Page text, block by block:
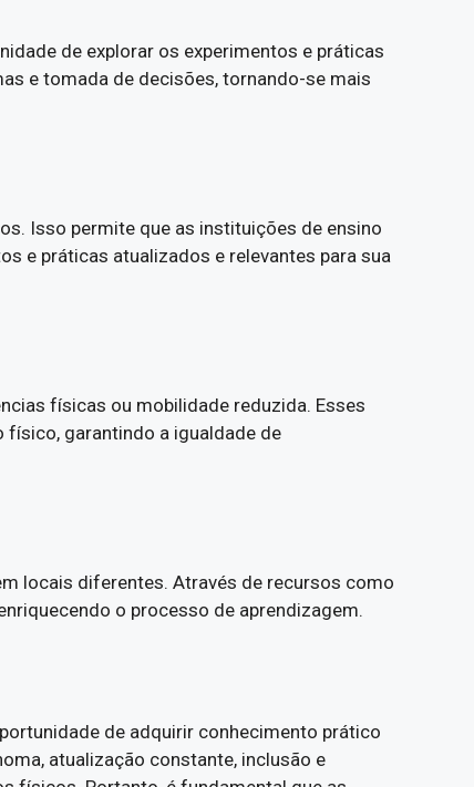
de explorar os experimentos e práticas
e tomada de decisões, tornando-se mais
Isso permite que as instituições de ensino
e práticas atualizados e relevantes para sua
físicas ou mobilidade reduzida. Esses
garantindo a igualdade de
locais diferentes. Através de recursos como
o processo de aprendizagem.
de adquirir conhecimento prático
atualização constante, inclusão e